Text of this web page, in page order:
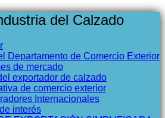
del Calzado
Departamento de Comercio Exterior
de mercado
exportador de calzado
de comercio exterior
Internacionales
interés